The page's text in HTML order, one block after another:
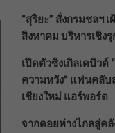
“สุริยะ” สั่งกรมชลฯ
สิงหาคม บริหารเชิง
เปิดตัวซิงเกิลเดบิวต์
ความหวัง” แฟนคลั
เชียงใหม่ แอร์พอร์ต
จากดอยห่างไกลสู่ค